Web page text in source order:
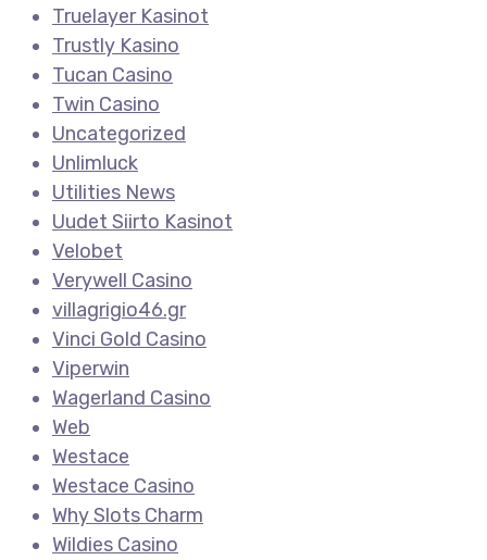
Truelayer Kasinot
Trustly Kasino
Tucan Casino
Twin Casino
Uncategorized
Unlimluck
Utilities News
Uudet Siirto Kasinot
Velobet
Verywell Casino
villagrigio46.gr
Vinci Gold Casino
Viperwin
Wagerland Casino
Web
Westace
Westace Casino
Why Slots Charm
Wildies Casino